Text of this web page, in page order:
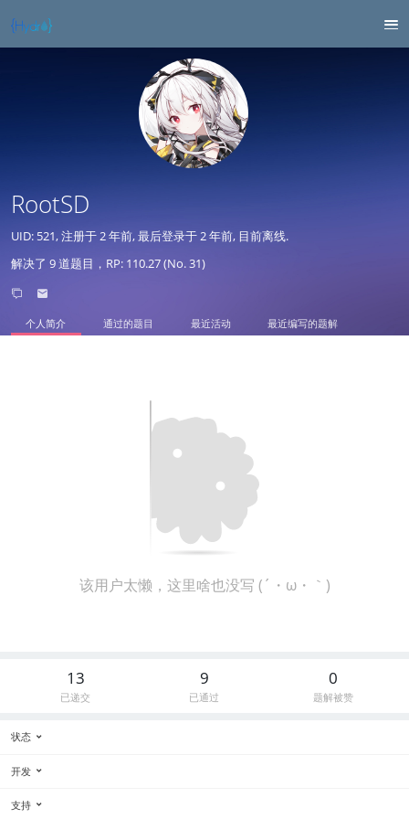
RootSD
UID: 521, 注册于2 年前, 最后登录于2 年前, 目前离线.
解决了 9 道题目，RP: 110.27 (No. 31)
个人简介 通过的题目 最近活动 最近编写的题解
该用户太懒，这里啥也没写 (´・ω・｀)
13
已递交
9
已通过
0
题解被赞
状态
开发
支持